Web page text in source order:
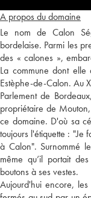
A propos du domaine
Le nom de Calon
bordelaise. Parmi les
des « calones »,
La commune dont elle
Estèphe-de-Calon. Au
Parlement de
propriétaire de
ce domaine. D'où sa
toujours l'étiquette : "Je
à Calon". Surnommé
même qu’il portait
boutons à ses vestes.
Aujourd'hui encore,